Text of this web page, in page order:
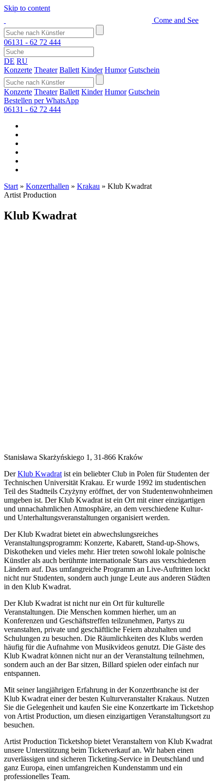
Skip to content
Come and See
06131 - 62 72 444
DE RU
Konzerte Theater Ballett Kinder Humor Gutschein
Konzerte Theater Ballett Kinder Humor Gutschein
Bestellen per WhatsApp
06131 - 62 72 444
Start » Konzerthallen » Krakau » Klub Kwadrat
Artist Production
Klub Kwadrat
Stanisława Skarżyńskiego 1, 31-866 Kraków
DerKlub Kwadrat ist ein beliebter Club in Polen für Studenten der
Technischen Universität Krakau. Er wurde 1992 im studentischen
Teil des Stadtteils Czyżyny eröffnet, der von Studentenwohnheimen
umgeben ist. Der Klub Kwadrat ist ein Ort mit einer einzigartigen
und unnachahmlichen Atmosphäre, an dem verschiedene Kultur-
und Unterhaltungsveranstaltungen organisiert werden.
Der Klub Kwadrat bietet ein abwechslungsreiches
Veranstaltungsprogramm: Konzerte, Kabarett, Stand-up-Shows,
Diskotheken und vieles mehr. Hier treten sowohl lokale polnische
Künstler als auch berühmte internationale Stars aus verschiedenen
Ländern auf. Das umfangreiche Programm an Live-Auftritten lockt
nicht nur Studenten, sondern auch junge Leute aus anderen Städten
in den Klub Kwadrat.
Der Klub Kwadrat ist nicht nur ein Ort für kulturelle
Veranstaltungen. Die Menschen kommen hierher, um an
Konferenzen und Geschäftstreffen teilzunehmen, Partys zu
veranstalten, private und geschäftliche Feiern abzuhalten und
Schulungen zu besuchen. Die Räumlichkeiten des Klubs werden
häufig für die Aufnahme von Musikvideos genutzt. Die Gäste des
Klub Kwadrat können nicht nur an der Veranstaltung teilnehmen,
sondern auch an der Bar sitzen, Billard spielen oder einfach nur
entspannen.
Mit seiner langjährigen Erfahrung in der Konzertbranche ist der
Klub Kwadrat einer der besten Kulturveranstalter Krakaus. Nutzen
Sie die Gelegenheit und kaufen Sie eine Konzertkarte im Ticketshop
von Artist Production, um diesen einzigartigen Veranstaltungsort zu
besuchen.
Artist Production Ticketshop bietet Veranstaltern von Klub Kwadrat
unsere Unterstützung beim Ticketverkauf an. Wir haben einen
zuverlässigen und sicheren Ticketing-Service in Deutschland und
ganz Europa, einen umfangreichen Kundenstamm und ein
professionelles Team.